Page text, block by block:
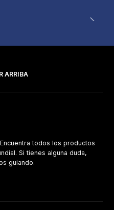
ARRIBA
todos los productos
Si tienes alguna duda,
guiando.